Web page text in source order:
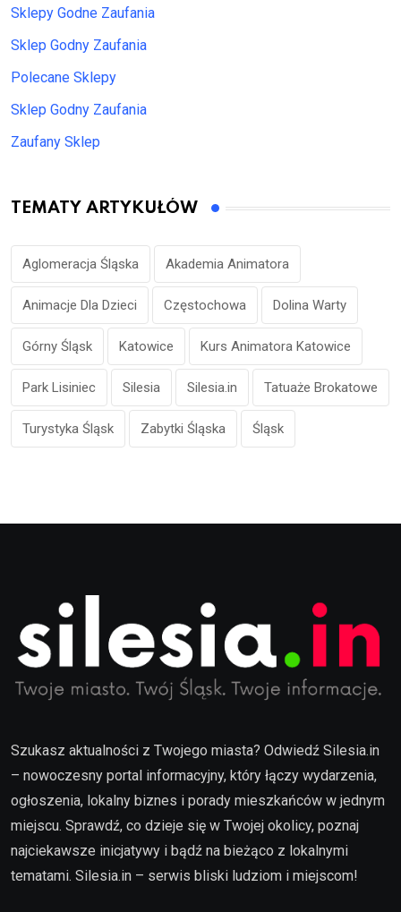
Sklepy Godne Zaufania
Sklep Godny Zaufania
Polecane Sklepy
Sklep Godny Zaufania
Zaufany Sklep
TEMATY ARTYKUŁÓW
Aglomeracja Śląska Akademia Animatora
Animacje Dla Dzieci Częstochowa Dolina Warty
Górny Śląsk Katowice Kurs Animatora Katowice
Park Lisiniec Silesia Silesia.in Tatuaże Brokatowe
Turystyka Śląsk Zabytki Śląska Śląsk
Szukasz aktualności z Twojego miasta? Odwiedź Silesia.in
– nowoczesny portal informacyjny, który łączy wydarzenia,
ogłoszenia, lokalny biznes i porady mieszkańców w jednym
miejscu. Sprawdź, co dzieje się w Twojej okolicy, poznaj
najciekawsze inicjatywy i bądź na bieżąco z lokalnymi
tematami. Silesia.in – serwis bliski ludziom i miejscom!